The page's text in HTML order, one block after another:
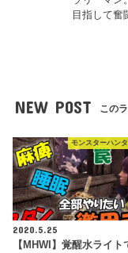
目指して奮
NEW POST この
モンスターハン
2020.5.25
【MHWI】覚醒水ライト